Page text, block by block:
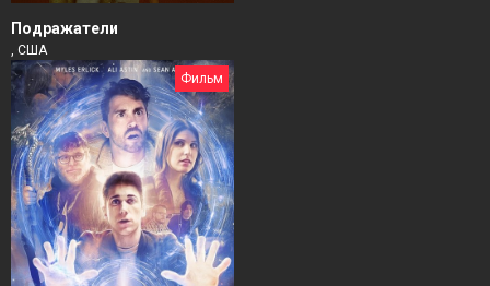
Подражатели
, США
Фильм